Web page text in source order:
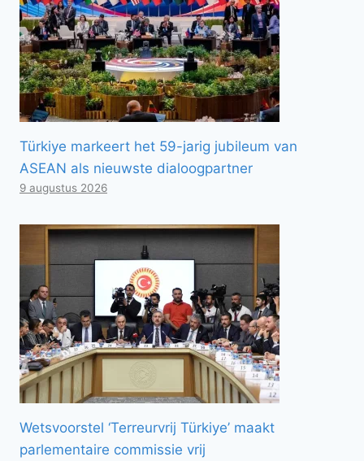
Türkiye markeert het 59-jarig jubileum van
ASEAN als nieuwste dialoogpartner
9 augustus 2026
Wetsvoorstel ‘Terreurvrij Türkiye’ maakt
parlementaire commissie vrij